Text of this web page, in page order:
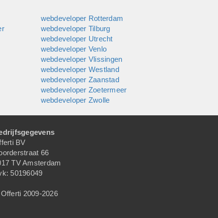
webdeveloper Rotterdam
webdeveloper Tilburg
webdeveloper Utrecht
webdeveloper Venlo
webdeveloper Vlissingen
webdeveloper Westland
webdeveloper Zaanstad
webdeveloper Zoetermeer
webdeveloper Zwolle
BV
66
TV Amsterdam
50196049
2009-2026